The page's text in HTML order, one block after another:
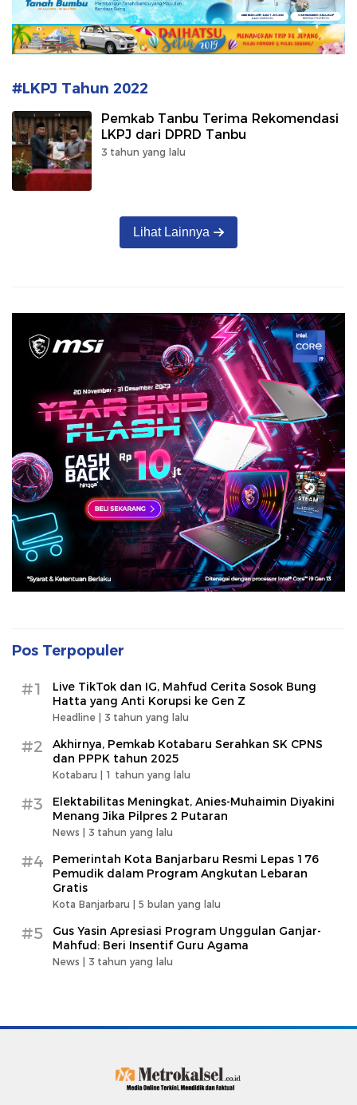
#LKPJ Tahun 2022
Pemkab Tanbu Terima Rekomendasi
LKPJ dari DPRD Tanbu
3 tahun yang lalu
Lihat Lainnya
Pos Terpopuler
#1
Live TikTok dan IG, Mahfud Cerita Sosok Bung
Hatta yang Anti Korupsi ke Gen Z
Headline | 3 tahun yang lalu
#2
Akhirnya, Pemkab Kotabaru Serahkan SK CPNS
dan PPPK tahun 2025
Kotabaru | 1 tahun yang lalu
#3
Elektabilitas Meningkat, Anies-Muhaimin Diyakini
Menang Jika Pilpres 2 Putaran
News | 3 tahun yang lalu
#4
Pemerintah Kota Banjarbaru Resmi Lepas 176
Pemudik dalam Program Angkutan Lebaran
Gratis
Kota Banjarbaru | 5 bulan yang lalu
#5
Gus Yasin Apresiasi Program Unggulan Ganjar-
Mahfud: Beri Insentif Guru Agama
News | 3 tahun yang lalu